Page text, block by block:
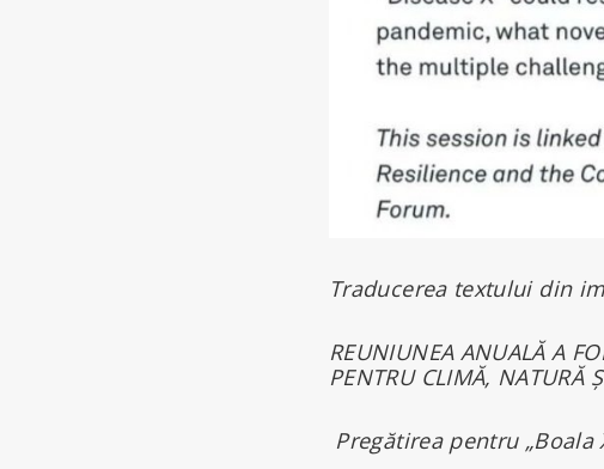
Traducerea textului din
REUNIUNEA ANUALĂ A
PENTRU CLIMĂ, NATURĂ
Pregătirea pentru „Boala